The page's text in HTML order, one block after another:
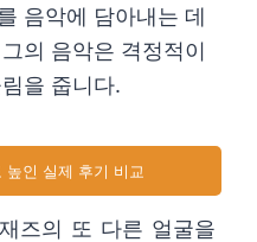
음악에 담아내는 데
의 음악은 격정적이
을 줍니다.
높인 실제 후기 비교
즈의 또 다른 얼굴을